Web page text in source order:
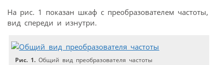
На рис. 1 показан шкаф с преобразователем частоты,
вид спереди и изнутри.
Рис. 1. Общий вид преобразователя частоты